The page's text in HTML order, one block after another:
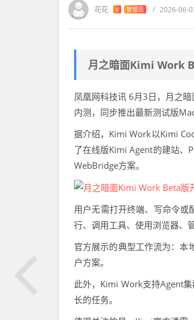
花花 V 管理员 / 2026-06-
月之暗面Kimi Work
凤凰网科技讯 6月3日，月之
内测，同步推出最新测试版
据介绍，Kimi Work以Kimi
了在线版Kimi Agent的建站、
WebBridge方案。
用户无需打开终端、写命令
行、调用工具、使用浏览器、
官方展示的典型工作流为：
户方案。
此外，Kimi Work支持Agent
长的任务。